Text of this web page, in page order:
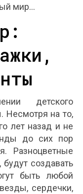
мир…
детского
Несмотря на то,
лет назад и не
до сих пор
Разноцветные
создавать
быть любой
сердечки,